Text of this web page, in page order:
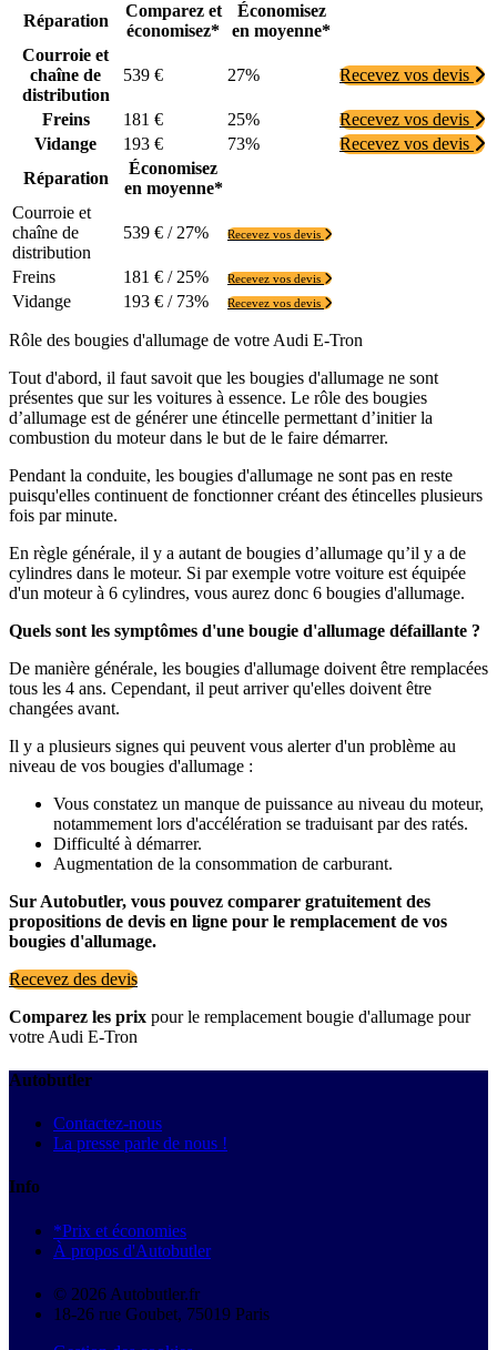
Réparation
Comparez et
économisez*
Économisez
en moyenne*
Courroie et
chaîne de
distribution
539 € 27% Recevez vos devis
Freins 181 € 25%
Recevez vos devis
Vidange
193 € 73%
Recevez vos devis
Réparation
Économisez
en moyenne*
Courroie et
chaîne de
distribution
539 € / 27% Recevez vos devis
Freins 181 € / 25% Recevez vos devis
Vidange 193 € / 73% Recevez vos devis
Rôle des bougies d'allumage de votre Audi E-Tron
Tout d'abord, il faut savoit que les bougies d'allumage ne sont
présentes que sur les voitures à essence. Le rôle des bougies
d’allumage est de générer une étincelle permettant d’initier la
combustion du moteur dans le but de le faire démarrer.
Pendant la conduite, les bougies d'allumage ne sont pas en reste
puisqu'elles continuent de fonctionner créant des étincelles plusieurs
fois par minute.
En règle générale, il y a autant de bougies d’allumage qu’il y a de
cylindres dans le moteur. Si par exemple votre voiture est équipée
d'un moteur à 6 cylindres, vous aurez donc 6 bougies d'allumage.
Quels sont les symptômes d'une bougie d'allumage défaillante ?
De manière générale, les bougies d'allumage doivent être remplacées
tous les 4 ans. Cependant, il peut arriver qu'elles doivent être
changées avant.
Il y a plusieurs signes qui peuvent vous alerter d'un problème au
niveau de vos bougies d'allumage :
Vous constatez un manque de puissance au niveau du moteur,
notammement lors d'accélération se traduisant par des ratés.
Difficulté à démarrer.
Augmentation de la consommation de carburant.
Sur Autobutler, vous pouvez comparer gratuitement des
propositions de devis en ligne pour le remplacement de vos
bougies d'allumage.
Recevez des devis
Comparez les prix pour le remplacement bougie d'allumage pour
votre Audi E-Tron
Autobutler
Contactez-nous
La presse parle de nous !
Info
*Prix et économies
À propos d'Autobutler
© 2026 Autobutler.fr
18-26 rue Goubet, 75019 Paris